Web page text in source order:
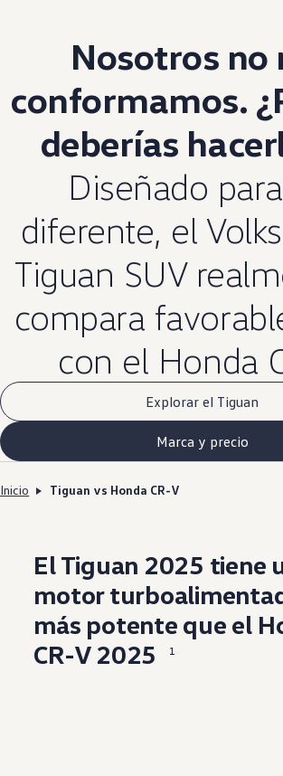
Nosotros no
conformamos.
deberías
Diseñado
diferente, el
Tiguan SUV
compara
con el Honda
Explorar el Tiguan
Marca y precio
Inicio Tiguan vs Honda CR-V
El Tiguan 2025 tiene
motor
más potente que el
CR-V 2025
1